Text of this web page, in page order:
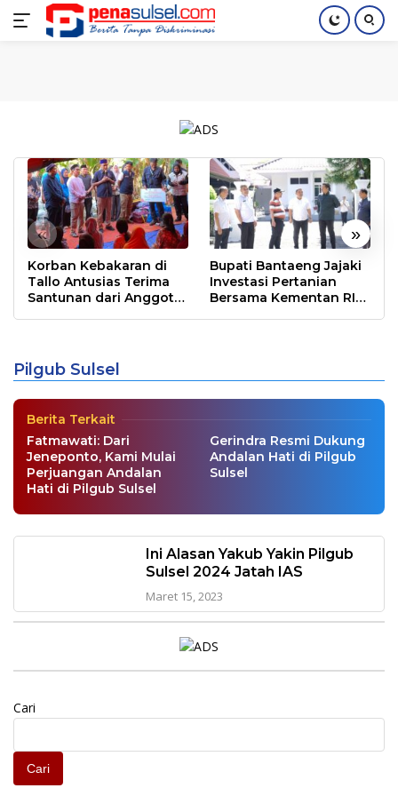
Langsung
Home Nasional Pendidikan Index
« »
Korban Kebakaran di
Tallo Antusias Terima
Santunan dari Anggota
Bupati Bantaeng Jajaki
Investasi Pertanian
Bersama Kementan RI
Pilgub Sulsel
Berita,POLITIK|September 1, 2024
Berita Terkait
Fatmawati: Dari
Jeneponto, Kami Mulai
Perjuangan Andalan
Hati di Pilgub Sulsel
Gerindra Resmi Dukung
Andalan Hati di Pilgub
Sulsel
Ini Alasan Yakub Yakin Pilgub
Sulsel 2024 Jatah IAS
Maret 15, 2023
Cari
Cari